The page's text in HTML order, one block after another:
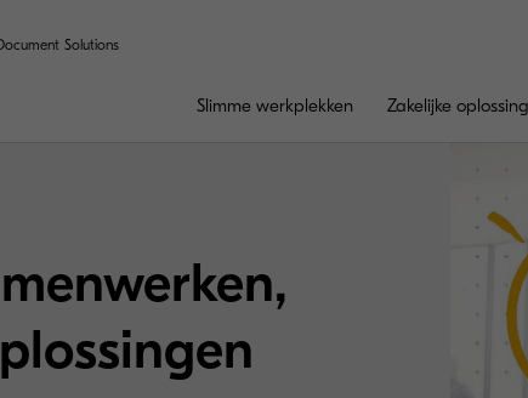
Solutions
Slimme werkplekken Zakelijke